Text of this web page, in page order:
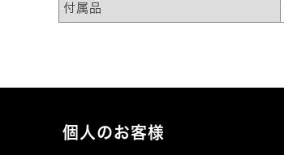
付属品
個人のお客様